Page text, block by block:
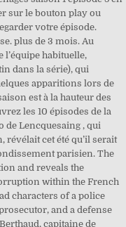
sur le bouton play ou
votre épisode.
plus de 3 mois. Au
l’équipe habituelle,
dans la série), qui
apparitions lors de
est à la hauteur des
les 10 épisodes de la
de Lencquesaing , qui
cet été qu’il serait
parisien. The
and reveals the
within the French
characters of a police
and a defense
capitaine de